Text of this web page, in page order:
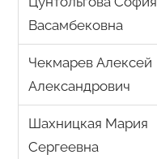
Васамбековна
Чекмарев Алексей
Александрович
Шахницкая Мария
Сергеевна